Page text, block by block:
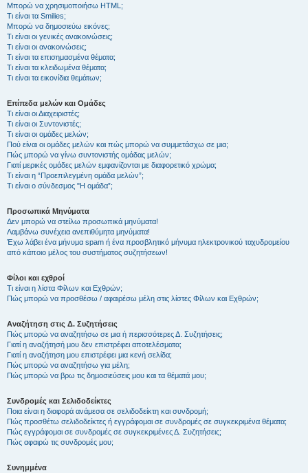
Μπορώ να χρησιμοποιήσω HTML;
Τι είναι τα Smilies;
Μπορώ να δημοσιεύω εικόνες;
Τι είναι οι γενικές ανακοινώσεις;
Τι είναι οι ανακοινώσεις;
Τι είναι τα επισημασμένα θέματα;
Τι είναι τα κλειδωμένα θέματα;
Τι είναι τα εικονίδια θεμάτων;
Επίπεδα μελών και Ομάδες
Τι είναι οι Διαχειριστές;
Τι είναι οι Συντονιστές;
Τι είναι οι ομάδες μελών;
Πού είναι οι ομάδες μελών και πώς μπορώ να συμμετάσχω σε μια;
Πώς μπορώ να γίνω συντονιστής ομάδας μελών;
Γιατί μερικές ομάδες μελών εμφανίζονται με διαφορετικό χρώμα;
Τι είναι η “Προεπιλεγμένη ομάδα μελών”;
Τι είναι ο σύνδεσμος "Η ομάδα”;
Προσωπικά Μηνύματα
Δεν μπορώ να στείλω προσωπικά μηνύματα!
Λαμβάνω συνέχεια ανεπιθύμητα μηνύματα!
Έχω λάβει ένα μήνυμα spam ή ένα προσβλητικό μήνυμα ηλεκτρονικού ταχυδρομείου
από κάποιο μέλος του συστήματος συζητήσεων!
Φίλοι και εχθροί
Τι είναι η λίστα Φίλων και Εχθρών;
Πώς μπορώ να προσθέσω / αφαιρέσω μέλη στις λίστες Φίλων και Εχθρών;
Αναζήτηση στις Δ. Συζητήσεις
Πώς μπορώ να αναζητήσω σε μια ή περισσότερες Δ. Συζητήσεις;
Γιατί η αναζήτησή μου δεν επιστρέφει αποτελέσματα;
Γιατί η αναζήτηση μου επιστρέφει μια κενή σελίδα;
Πώς μπορώ να αναζητήσω για μέλη;
Πώς μπορώ να βρω τις δημοσιεύσεις μου και τα θέματά μου;
Συνδρομές και Σελιδοδείκτες
Ποια είναι η διαφορά ανάμεσα σε σελιδοδείκτη και συνδρομή;
Πώς προσθέτω σελιδοδείκτες ή εγγράφομαι σε συνδρομές σε συγκεκριμένα θέματα;
Πώς εγγράφομαι σε συνδρομές σε συγκεκριμένες Δ. Συζητήσεις;
Πώς αφαιρώ τις συνδρομές μου;
Συνημμένα